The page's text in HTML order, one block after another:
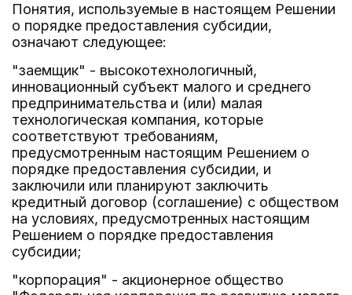
Понятия, используемые в настоящем Решении
о порядке предоставления субсидии,
означают следующее:
"заемщик" - высокотехнологичный,
инновационный субъект малого и среднего
предпринимательства и (или) малая
технологическая компания, которые
соответствуют требованиям,
предусмотренным настоящим Решением о
порядке предоставления субсидии, и
заключили или планируют заключить
кредитный договор (соглашение) с обществом
на условиях, предусмотренных настоящим
Решением о порядке предоставления
субсидии;
"корпорация" - акционерное общество